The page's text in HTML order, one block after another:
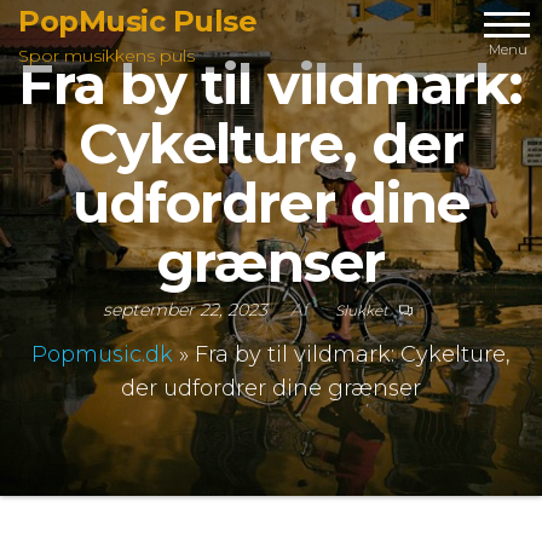
Videre
til
indhold
PopMusic Pulse
Spor musikkens puls Menu
Fra by til vildmark:
Cykelture, der
udfordrer dine
grænser
september 22, 2023 Af Slukket
Popmusic.dk »Fra by til vildmark: Cykelture,
der udfordrer dine grænser